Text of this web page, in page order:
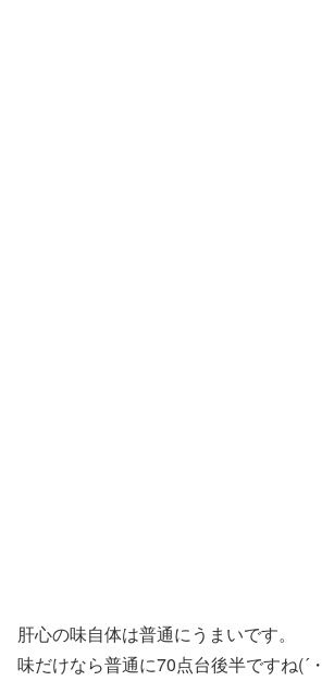
肝心の味自体は普通にうまいです。
味だけなら普通に70点台後半ですね(´